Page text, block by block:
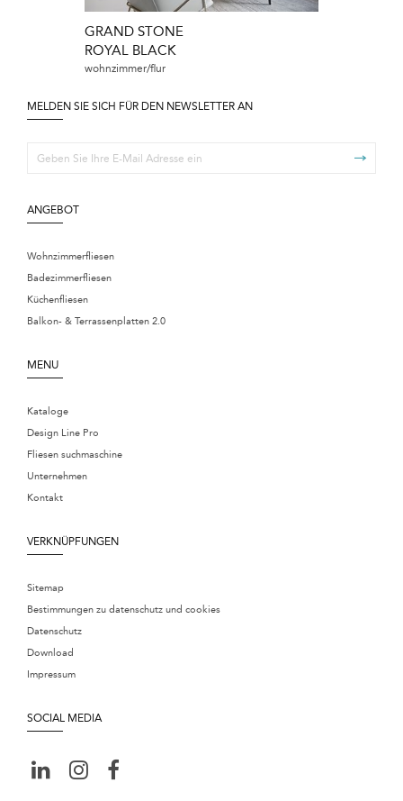
GRAND STONE
ROYAL BLACK
wohnzimmer/flur
MELDEN SIE SICH FÜR DEN NEWSLETTER AN
ANGEBOT
Wohnzimmerfliesen
Badezimmerfliesen
Küchenfliesen
Balkon- & Terrassenplatten 2.0
MENU
Kataloge
Design Line Pro
Fliesen suchmaschine
Unternehmen
Kontakt
VERKNÜPFUNGEN
Sitemap
Bestimmungen zu datenschutz und cookies
Datenschutz
Download
Impressum
SOCIAL MEDIA